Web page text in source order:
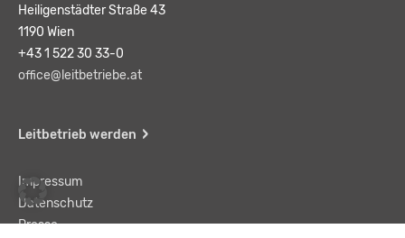
Heiligenstädter Straße 43
1190 Wien
+43 1 522 30 33-0
office@leitbetriebe.at
Leitbetrieb werden
Impressum
Datenschutz
Presse